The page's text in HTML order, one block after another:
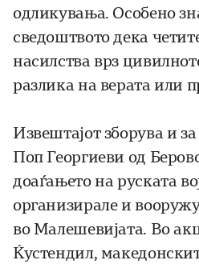
одликувања. Особено
сведоштвото дека
насилства врз
разлика на верата или
Извештајот зборува и
Поп Георгиеви од
доаѓањето на руската
организирале и
во Малешевијата. Во
Ќустендил,